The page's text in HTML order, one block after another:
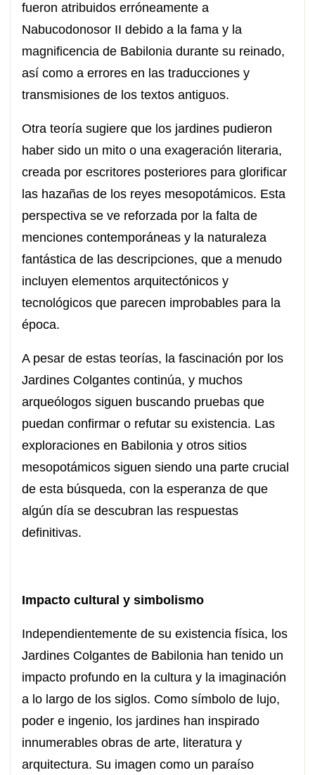
fueron atribuidos erróneamente a
Nabucodonosor II debido a la fama y la
magnificencia de Babilonia durante su reinado,
así como a errores en las traducciones y
transmisiones de los textos antiguos.
Otra teoría sugiere que los jardines pudieron
haber sido un mito o una exageración literaria,
creada por escritores posteriores para glorificar
las hazañas de los reyes mesopotámicos. Esta
perspectiva se ve reforzada por la falta de
menciones contemporáneas y la naturaleza
fantástica de las descripciones, que a menudo
incluyen elementos arquitectónicos y
tecnológicos que parecen improbables para la
época.
A pesar de estas teorías, la fascinación por los
Jardines Colgantes continúa, y muchos
arqueólogos siguen buscando pruebas que
puedan confirmar o refutar su existencia. Las
exploraciones en Babilonia y otros sitios
mesopotámicos siguen siendo una parte crucial
de esta búsqueda, con la esperanza de que
algún día se descubran las respuestas
definitivas.
Impacto cultural y simbolismo
Independientemente de su existencia física, los
Jardines Colgantes de Babilonia han tenido un
impacto profundo en la cultura y la imaginación
a lo largo de los siglos. Como símbolo de lujo,
poder e ingenio, los jardines han inspirado
innumerables obras de arte, literatura y
arquitectura. Su imagen como un paraíso